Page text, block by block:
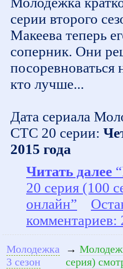
серии второго
Макеева теперь
соперник. Они
посоревноваться
кто лучше...
Дата сериала
СТС 20 серии:
2015 года
Читать далее
20 серия (100
онлайн”
комментариев:
Молодежка
3 сезон
→
серия)